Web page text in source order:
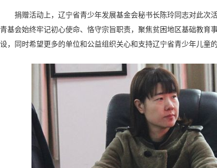
捐赠活动上，辽宁省青少年发展基金会秘书长陈玲同志对此次
青基会始终牢记初心使命、恪守宗旨职责，聚焦贫困地区基础教育
设，同时希望更多的单位和公益组织关心和支持辽宁省青少年儿童